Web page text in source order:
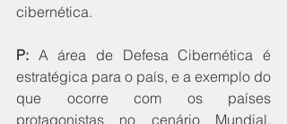
cibernética.
P: A área de Defesa Cibernética é
estratégica para o país, e a exemplo do
que ocorre com os países
protagonistas no cenário Mundial,